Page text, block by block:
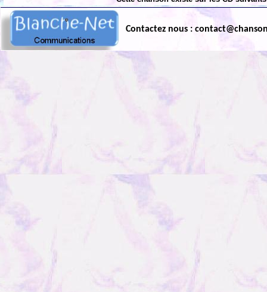
Contactez nous :